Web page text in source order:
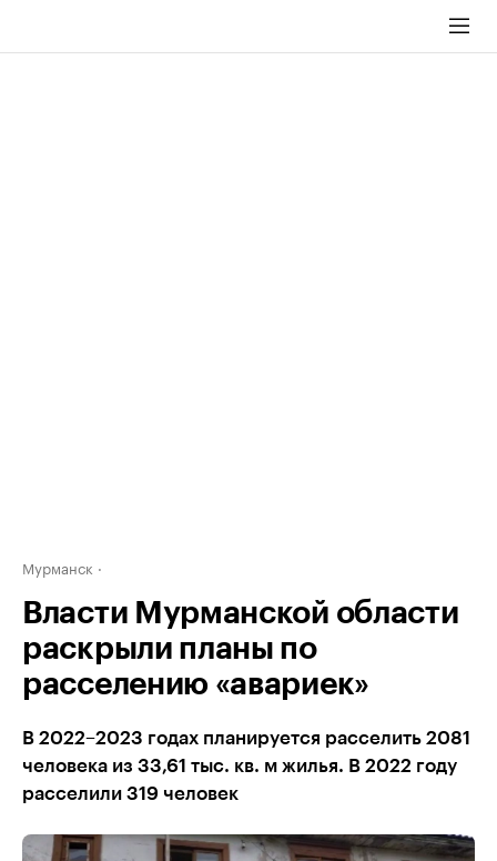
Мурманск
Власти Мурманской области
раскрыли планы по
расселению «авариек»
В 2022–2023 годах планируется расселить 2081
человека из 33,61 тыс. кв. м жилья. В 2022 году
расселили 319 человек